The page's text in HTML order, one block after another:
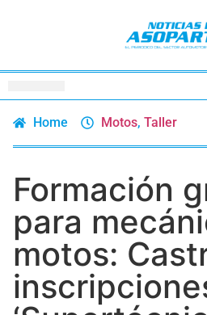
Home Motos, Taller
Formación
para
motos: